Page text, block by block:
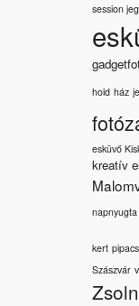
session
hold ház
esküvő
kreatív
napnyugta
kert pipacs
Szászvár